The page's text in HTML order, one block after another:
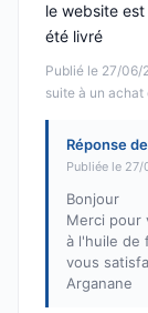
Publié le 27/06/
suite à un
le website
été livré
Réponse
Publiée le
Bonjour
Merci pour
à l'huile de
vous
Arganane